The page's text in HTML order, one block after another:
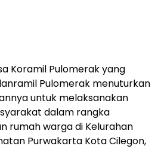
Koramil Pulomerak yang
Pulomerak menuturkan
untuk melaksanakan
dalam rangka
rumah warga di Kelurahan
Purwakarta Kota Cilegon,